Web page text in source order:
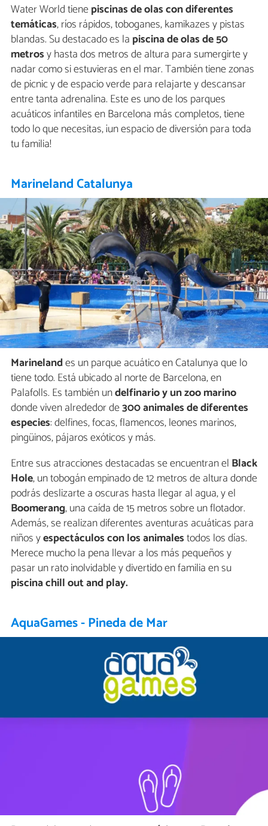
Water World tienepiscinas de olas con diferentes
temáticas, ríos rápidos, toboganes, kamikazes y pistas
blandas. Su destacado es la piscina de olas de 50
metrosy hasta dos metros de altura para sumergirte y
nadar como si estuvieras en el mar. También tiene zonas
de picnic y de espacio verde para relajarte y descansar
entre tanta adrenalina. Este es uno de los parques
acuáticos infantiles en Barcelona más completos, tiene
todo lo que necesitas, ¡un espacio de diversión para toda
tu familia!
Marineland Catalunya
Marinelandes un parque acuático en Catalunya que lo
tiene todo. Está ubicado al norte de Barcelona, en
Palafolls. Es también undelfinario y un zoo marino
donde viven alrededor de300 animales de diferentes
especies: delfines, focas, flamencos, leones marinos,
pingüinos, pájaros exóticos y más.
Entre sus atracciones destacadas se encuentran el Black
Hole, un tobogán empinado de 12 metros de altura donde
podrás deslizarte a oscuras hasta llegar al agua, y el
Boomerang, una caída de 15 metros sobre un flotador.
Además, se realizan diferentes aventuras acuáticas para
niños yespectáculos con los animalestodos los días.
Merece mucho la pena llevar a los más pequeños y
pasar un rato inolvidable y divertido en familia en su
piscina chill out and play.
AquaGames - Pineda de Mar